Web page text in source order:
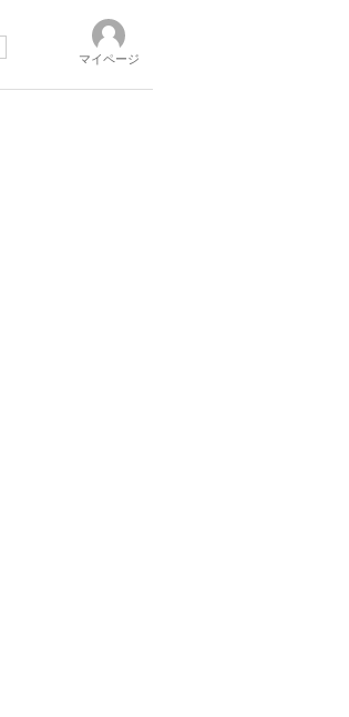
マイページ